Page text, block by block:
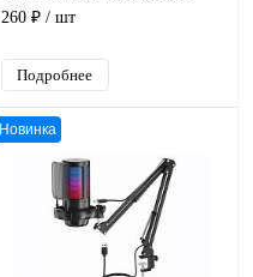
Samsung LCD+LED
260 ₽ / шт
Подробнее
Новинка